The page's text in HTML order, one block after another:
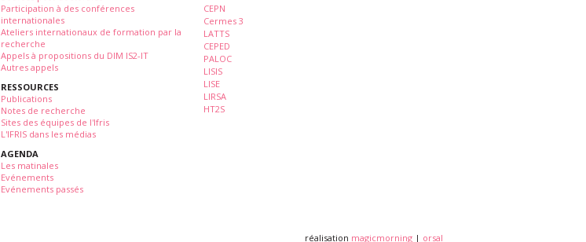
Participation à des conférences
internationales
Ateliers internationaux de formation par la
recherche
Appels à propositions du DIM IS2-IT
Autres appels
RESSOURCES
Publications
Notes de recherche
Sites des équipes de l'Ifris
L'IFRIS dans les médias
AGENDA
Les matinales
Evénements
Evénements passés
CEPN
Cermes 3
LATTS
CEPED
PALOC
LISIS
LISE
LIRSA
HT2S
réalisation magicmorning | orsal